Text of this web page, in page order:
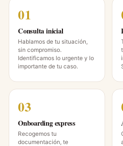
Consulta inicial
Hablamos de tu situación,
sin compromiso.
Identificamos lo urgente y lo
importante de tu caso.
Onboarding express
Recogemos tu
documentación, te